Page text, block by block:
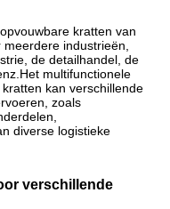
kratten van
industrieën,
de detailhandel, de
multifunctionele
kan verschillende
zoals
diverse logistieke
verschillende